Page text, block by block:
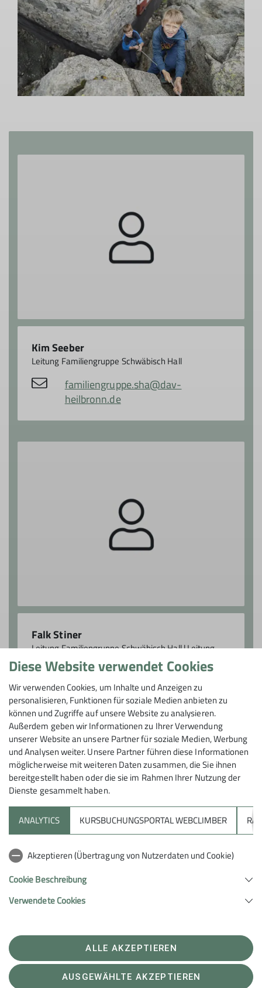
Kim Seeber
Leitung Familiengruppe Schwäbisch Hall
familiengruppe.sha@dav-
heilbronn.de
Falk Stiner
Leitung Familiengruppe Schwäbisch Hall | Leitung
Bezirksgruppe Schwäbisch Hall
familiengruppe.sha@dav-
heilbronn.de
Unterstütze uns
Sektion Heilbronn des Deutschen Alpenvereins e.V.
Telefon +497131679933
Diese Website verwendet Cookies
Wir verwenden Cookies, um Inhalte und Anzeigen zu
personalisieren, Funktionen für soziale Medien anbieten zu
können und Zugriffe auf unsere Website zu analysieren.
Außerdem geben wir Informationen zu Ihrer Verwendung
unserer Website an unsere Partner für soziale Medien, Werbung
und Analysen weiter. Unsere Partner führen diese Informationen
möglicherweise mit weiteren Daten zusammen, die Sie ihnen
bereitgestellt haben oder die sie im Rahmen Ihrer Nutzung der
Dienste gesammelt haben.
ANALYTICS KURSBUCHUNGSPORTAL WEBCLIMBER
Akzeptieren (Übertragung von Nutzerdaten und Cookie)
Cookie Beschreibung
Verwendete Cookies
ALLE AKZEPTIEREN
AUSGEWÄHLTE AKZEPTIEREN